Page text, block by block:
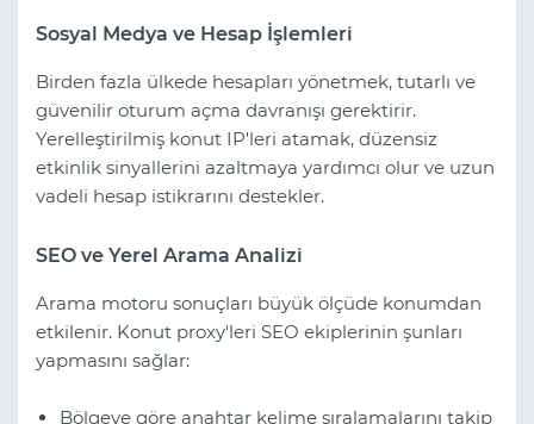
Sosyal Medya ve Hesap İşlemleri
Birden fazla ülkede hesapları yönetmek, tutarlı ve
güvenilir oturum açma davranışı gerektirir.
Yerelleştirilmiş konut IP'leri atamak, düzensiz
etkinlik sinyallerini azaltmaya yardımcı olur ve uzun
vadeli hesap istikrarını destekler.
SEO ve Yerel Arama Analizi
Arama motoru sonuçları büyük ölçüde konumdan
etkilenir. Konut proxy'leri SEO ekiplerinin şunları
yapmasını sağlar:
Bölgeye göre anahtar kelime sıralamalarını takip